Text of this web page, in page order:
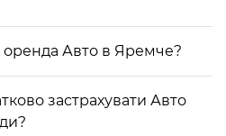
оренда Авто в Яремче?
застрахувати Авто